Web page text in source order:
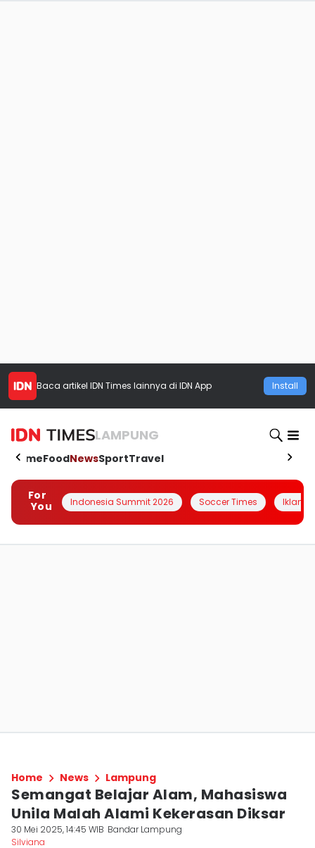
Baca artikel IDN Times lainnya di IDN App Install
LAMPUNG
HomeFoodNewsSportTravel
For
You
Indonesia Summit 2026 Soccer Times Iklanin
Home News Lampung
Semangat Belajar Alam, Mahasiswa
Unila Malah Alami Kekerasan Diksar
30 Mei 2025, 14:45 WIB Bandar Lampung
Silviana